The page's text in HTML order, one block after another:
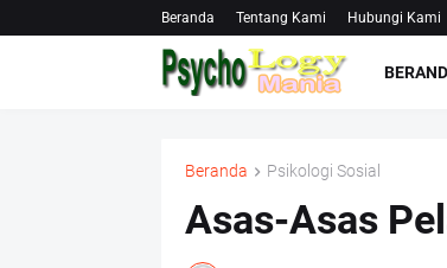
Beranda Tentang Kami Hubungi Kami
Beranda Psikologi Sosial
Asas-Asas